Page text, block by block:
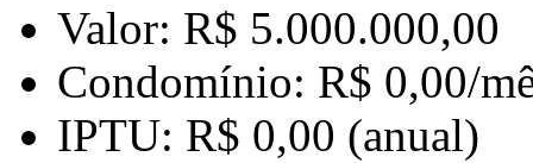
Valor: R$ 5.000.000,00
Condomínio: R$ 0,00/
IPTU: R$ 0,00 (anual)